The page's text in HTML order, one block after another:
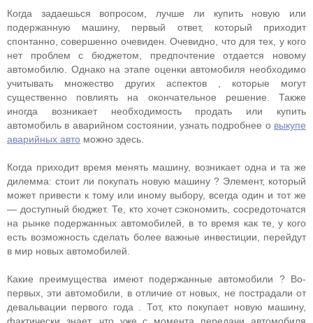
Когда задаешься вопросом, лучше ли купить новую или
подержанную машину, первый ответ, который приходит
спонтанно, совершенно очевиден. Очевидно, что для тех, у кого
нет проблем с бюджетом, предпочтение отдается новому
автомобилю. Однако на этапе оценки автомобиля необходимо
учитывать множество других аспектов , которые могут
существенно повлиять на окончательное решение. Также
иногда возникает необходимость продать или купить
автомобиль в аварийном состоянии, узнать подробнее о выкупе
аварийных авто можно здесь.
Когда приходит время менять машину, возникает одна и та же
дилемма: стоит ли покупать новую машину ? Элемент, который
может привести к тому или иному выбору, всегда один и тот же
— доступный бюджет. Те, кто хочет сэкономить, сосредоточатся
на рынке подержанных автомобилей, в то время как те, у кого
есть возможность сделать более важные инвестиции, перейдут
в мир новых автомобилей.
Какие преимущества имеют подержанные автомобили ? Во-
первых, эти автомобили, в отличие от новых, не пострадали от
девальвации первого года . Тот, кто покупает новую машину,